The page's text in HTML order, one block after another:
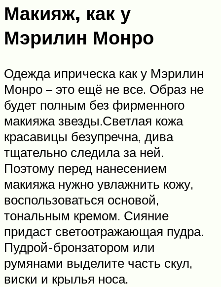
Макияж, как у
Мэрилин Монро
Одежда иприческа как у Мэрилин
Монро – это ещё не все. Образ не
будет полным без фирменного
макияжа звезды.Светлая кожа
красавицы безупречна, дива
тщательно следила за ней.
Поэтому перед нанесением
макияжа нужно увлажнить кожу,
воспользоваться основой,
тональным кремом. Сияние
придаст светоотражающая пудра.
Пудрой-бронзатором или
румянами выделите часть скул,
виски и крылья носа.